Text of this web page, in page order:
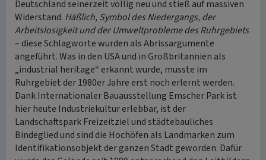
Deutschland seinerzeit völlig neu und stieß auf massiven
Widerstand. Häßlich, Symbol des Niedergangs, der
Arbeitslosigkeit und der Umweltprobleme des Ruhrgebiets
– diese Schlagworte wurden als Abrissargumente
angeführt. Was in den USA und in Großbritannien als
„industrial heritage“ erkannt wurde, musste im
Ruhrgebiet der 1980er Jahre erst noch erlernt werden.
Dank Internationaler Bauausstellung Emscher Park ist
hier heute Industriekultur erlebbar, ist der
Landschaftspark Freizeitziel und städtebauliches
Bindeglied und sind die Hochöfen als Landmarken zum
Identifikationsobjekt der ganzen Stadt geworden. Dafür